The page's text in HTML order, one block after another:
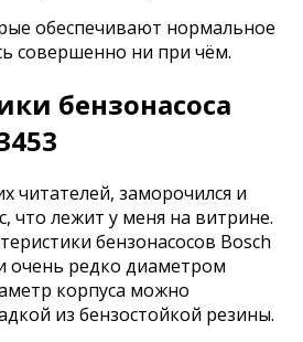
обеспечивают нормальное
совершенно ни при чём.
бензонасоса
читателей, заморочился и
что лежит у меня на витрине.
бензонасосов Bosch
очень редко диаметром
корпуса можно
из бензостойкой резины.